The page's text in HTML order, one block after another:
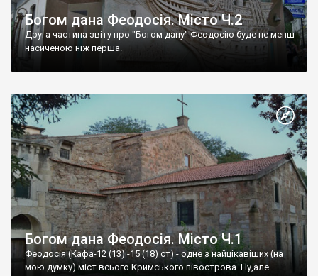
Богом дана Феодосія. Місто Ч.2
Друга частина звіту про "Богом дану" Феодосію буде не менш
насиченою ніж перша.
Богом дана Феодосія. Місто Ч.1
Феодосія (Кафа-12 (13) -15 (18) ст) - одне з найцікавіших (на
мою думку) міст всього Кримського півострова .Ну,але